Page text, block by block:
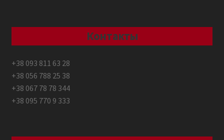
Контакты
+38 093 811 63 28
+38 056 788 25 38
+38 067 78 78 344
+38 095 770 9 333